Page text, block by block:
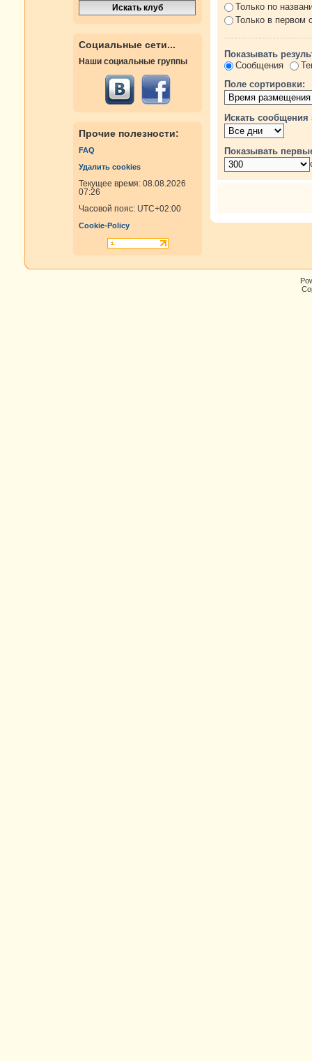
Социальные сети...
Наши социальные группы
Прочие полезности:
FAQ
Удалить cookies
Текущее время: 08.08.2026
07:26
Часовой пояс: UTC+02:00
Cookie-Policy
Только по
Только в первом
Показывать
Сообщения
Поле сортировки:
Искать сообщения
Показывать